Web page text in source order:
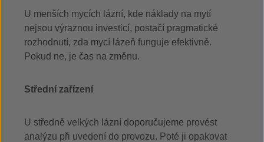
U menších mycích lázní, kde náklady na mytí
nejsou výraznou investicí, postačí pragmatické
rozhodnutí, zda mycí lázeň funguje efektivně.
Pokud ne, je čas na změnu.
Střední zařízení
U středně velkých lázní doporučujeme provést
analýzu při uvedení do provozu. Poté ji opakovat